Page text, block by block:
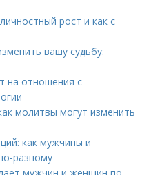
рост и как с
вашу судьбу:
на отношения с
молитвы могут изменить
как мужчины и
разному
мужчин и женщин по-